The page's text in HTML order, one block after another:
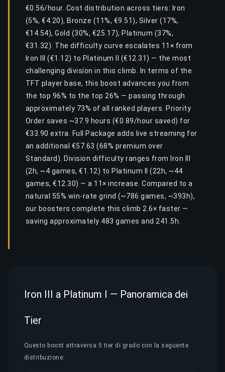
€0.56/hour. Cost distribution across tiers: Iron
(5%, €4.20), Bronze (11%, €9.51), Silver (17%,
€14.54), Gold (30%, €25.17), Platinum (37%,
€31.32). The difficulty curve escalates 11× from
Iron III (€1.12) to Platinum II (€12.31) — the most
challenging division in this climb. In terms of the
TFT player base, this boost advances you from
the top 96% to the top 26% — passing through
approximately 73% of all ranked players. Priority
Order saves ~37.9 hours (€0.89/hour saved) for
€33.90 extra. Full Package adds live streaming for
an additional €57.63 (68% premium over
Standard). Division difficulty ranges from Iron III
(2h, ~4 games, €1.12) to Platinum II (22h, ~44
games, €12.30) — a 11× increase. Compared to a
natural 55% win-rate grind (~786 games, ~393h),
our boosters complete this climb 2.6× faster —
saving approximately 483 games and 241.5h.
Iron III a Platinum I — Panoramica dei
Tier
Questo boost attraversa 5 tier di grado con la seguente
distribuzione: